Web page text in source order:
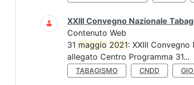
XXIII Convegno Nazionale
Contenuto Web
31 maggio 2021: XXIII
allegato Centro Programma 31...
TABAGISMO CNDD